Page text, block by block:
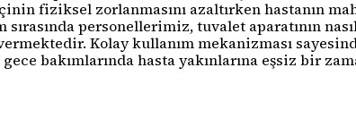
fiziksel zorlanmasını azaltırken hastanın
personellerimiz, tuvalet aparatının
Kolay kullanım mekanizması
bakımlarında hasta yakınlarına eşsiz bir